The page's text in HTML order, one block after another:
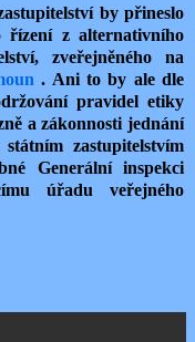
by přineslo
řízení z alternativního
zveřejněného na
. Ani to by ale dle
pravidel etiky
a zákonnosti jednání
zastupitelstvím
Generální inspekci
úřadu veřejného